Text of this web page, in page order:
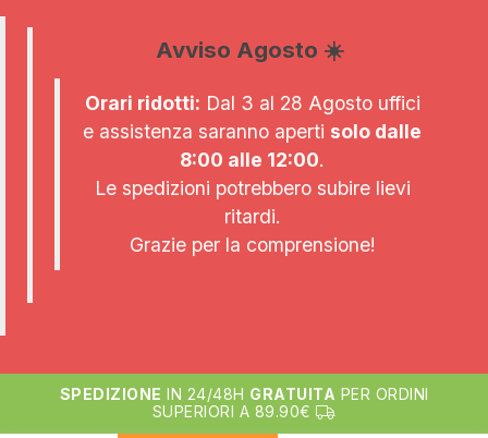
Avviso Agosto ☀️
Orari ridotti: Dal 3 al 28 Agosto uffici
e assistenza saranno aperti solo dalle
8:00 alle 12:00.
Le spedizioni potrebbero subire lievi
ritardi.
Grazie per la comprensione!
SPEDIZIONE IN 24/48H GRATUITA PER ORDINI
SUPERIORI A 89.90€